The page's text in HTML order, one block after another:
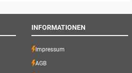
INFORMATIONEN
Impressum
AGB